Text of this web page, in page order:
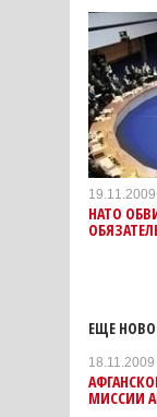
19.11.2009
НАТО
ЕЩЕ
18.11.2009
МИССИИ